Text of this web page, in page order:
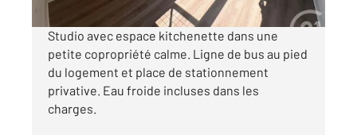
Studio avec espace kitchenette dans une
petite copropriété calme. Ligne de bus au pied
du logement et place de stationnement
privative. Eau froide incluses dans les
charges.